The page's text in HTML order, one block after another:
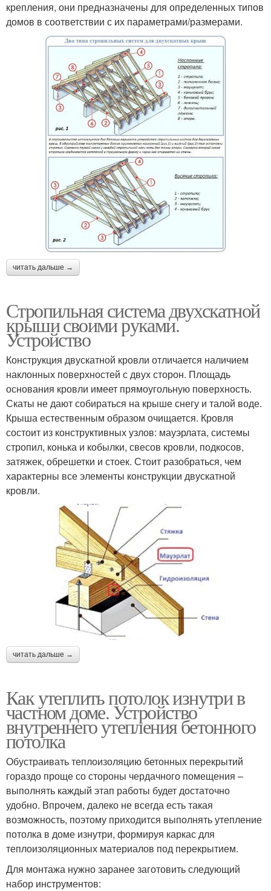
крепления, они предназначены для определенных типов
домов в соответствии с их параметрами/размерами.
читать дальше →
Стропильная система двухскатной
крыши своими руками.
Устройство
Конструкция двускатной кровли отличается наличием
наклонных поверхностей с двух сторон. Площадь
основания кровли имеет прямоугольную поверхность.
Скаты не дают собираться на крыше снегу и талой воде.
Крыша естественным образом очищается. Кровля
состоит из конструктивных узлов: мауэрлата, системы
стропил, конька и кобылки, свесов кровли, подкосов,
затяжек, обрешетки и стоек. Стоит разобраться, чем
характерны все элементы конструкции двускатной
кровли.
читать дальше →
Как утеплить потолок изнутри в
частном доме. Устройство
внутреннего утепления бетонного
потолка
Обустраивать теплоизоляцию бетонных перекрытий
гораздо проще со стороны чердачного помещения –
выполнять каждый этап работы будет достаточно
удобно. Впрочем, далеко не всегда есть такая
возможность, поэтому приходится выполнять утепление
потолка в доме изнутри, формируя каркас для
теплоизоляционных материалов под перекрытием.
Для монтажа нужно заранее заготовить следующий
набор инструментов: